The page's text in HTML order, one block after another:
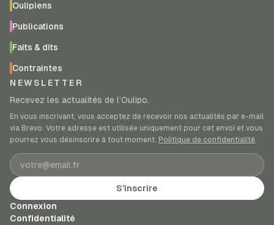
Oulipiens
Publications
Faits & dits
Contraintes
NEWSLETTER
Recevez les actualités de l’Oulipo.
En vous inscrivant, vous acceptez de recevoir nos actualités par e-mail
via Brevo. Votre adresse est utilisée uniquement pour cet envoi et vous
pourrez vous désinscrire à tout moment. Politique de confidentialité.
Adresse e-mail
S’inscrire
Connexion
Confidentialité